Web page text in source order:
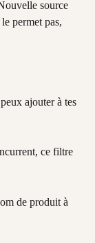
source
permet pas,
ajouter à tes
ce filtre
de produit à